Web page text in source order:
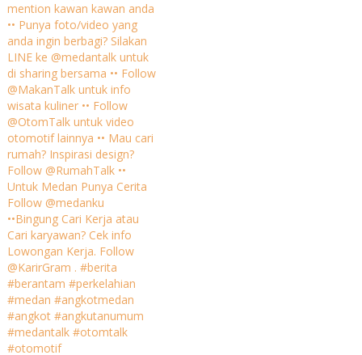
mention kawan kawan anda
•• Punya foto/video yang
anda ingin berbagi? Silakan
LINE ke @medantalk untuk
di sharing bersama •• Follow
@MakanTalk untuk info
wisata kuliner •• Follow
@OtomTalk untuk video
otomotif lainnya •• Mau cari
rumah? Inspirasi design?
Follow @RumahTalk ••
Untuk Medan Punya Cerita
Follow @medanku
••Bingung Cari Kerja atau
Cari karyawan? Cek info
Lowongan Kerja. Follow
@KarirGram . #berita
#berantam #perkelahian
#medan #angkotmedan
#angkot #angkutanumum
#medantalk #otomtalk
#otomotif